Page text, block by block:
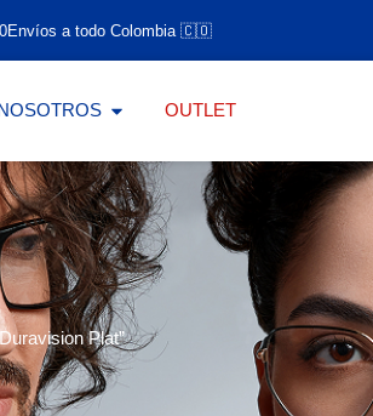
Envíos a todo Colombia 🇨🇴
OUTLET
Plat”